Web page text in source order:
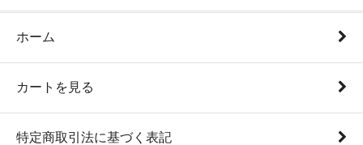
ホーム
カートを見る
特定商取引法に基づく表記